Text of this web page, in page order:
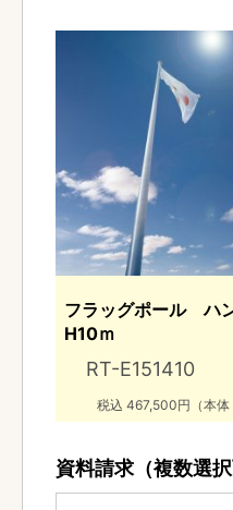
フラッグポール ハ
H10ｍ
RT-E151410
税込 467,500円（本
資料請求（複数選択